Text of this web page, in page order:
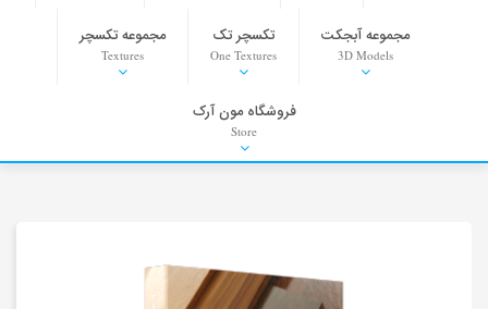
مجموعه آبجکت
3D Models
تکسچر تک
One Textures
مجموعه تکسچر
Textures
PNG-PSD
فروشگاه مون آرک
Store